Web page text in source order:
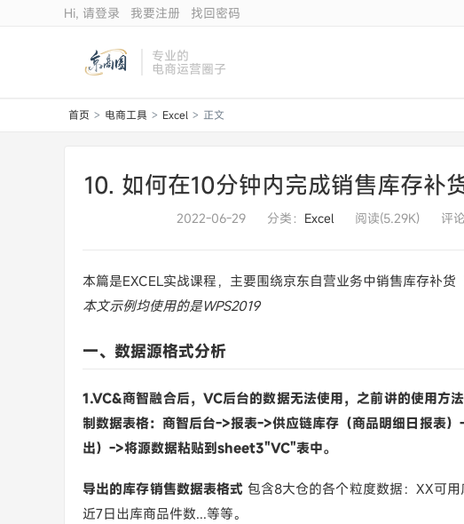
Hi, 请登录 我要注册 找回密码
专业的
电商运营圈子
首页 > 电商工具 > Excel > 正文
10. 如何在10分钟内完成销售库存补
2022-06-29 分类： Excel 阅读(5.29K) 评
本篇是EXCEL实战课程，主要围绕京东自营业务中销售库存补货
本文示例均使用的是WPS2019
一、数据源格式分析
1.VC&商智融合后，VC后台的数据无法使用，之前讲的使用方
制数据表格：商智后台->报表->供应链库存（商品明细日报表
出）->将源数据粘贴到sheet3"VC"表中。
导出的库存销售数据表格式 包含8大仓的各个粒度数据：XX可
近7日出库商品件数...等等。